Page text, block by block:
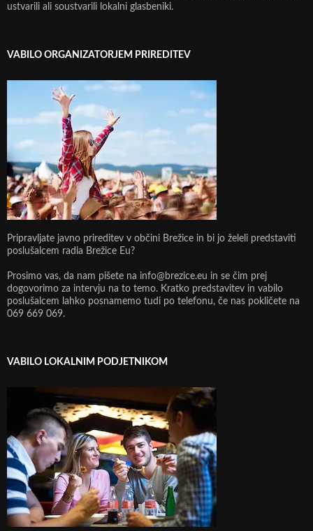
ustvarili ali soustvarili lokalni glasbeniki.
VABILO ORGANIZATORJEM PRIREDITEV
Pripravljate javno prireditev v občini Brežice in bi jo želeli predstaviti
poslušalcem radia Brežice Eu?
Prosimo vas, da nam pišete na info@brezice.eu in se čim prej
dogovorimo za intervju na to temo. Kratko predstavitev in vabilo
poslušalcem lahko posnamemo tudi po telefonu, če nas pokličete na
069 669 069.
VABILO LOKALNIM PODJETNIKOM